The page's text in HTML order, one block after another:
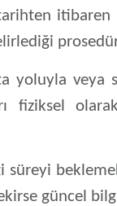
tarihten
yoluyla
fiziksel
güncel